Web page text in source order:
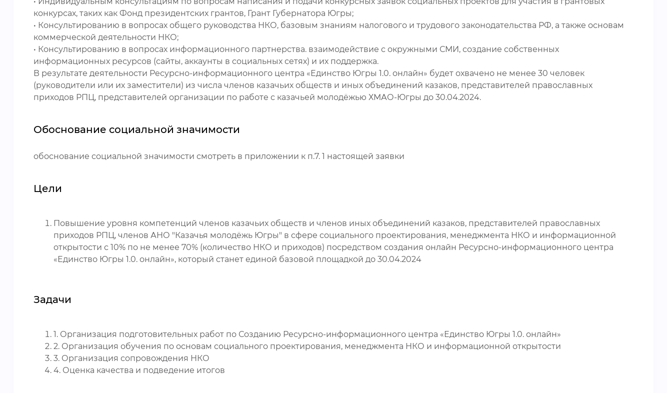
конкурсах, таких как Фонд президентских грантов, Грант Губернатора Югры;
• Консультированию в вопросах общего руководства НКО, базовым знаниям налогового и трудового законодательства РФ, а также основам
коммерческой деятельности НКО;
• Консультированию в вопросах информационного партнерства. взаимодействие с окружными СМИ, создание собственных
информационных ресурсов (сайты, аккаунты в социальных сетях) и их поддержка.
В результате деятельности Ресурсно-информационного центра «Единство Югры 1.0. онлайн» будет охвачено не менее 30 человек
(руководители или их заместители) из числа членов казачьих обществ и иных объединений казаков, представителей православных
приходов РПЦ, представителей организации по работе с казачьей молодёжью ХМАО-Югры до 30.04.2024.
Обоснование социальной значимости
обоснование социальной значимости смотреть в приложении к п.7. 1 настоящей заявки
Цели
Повышение уровня компетенций членов казачьих обществ и членов иных объединений казаков, представителей православных
приходов РПЦ, членов АНО "Казачья молодёжь Югры" в сфере социального проектирования, менеджмента НКО и информационной
открытости с 10% по не менее 70% (количество НКО и приходов) посредством создания онлайн Ресурсно-информационного центра
«Единство Югры 1.0. онлайн», который станет единой базовой площадкой до 30.04.2024
Задачи
1. Организация подготовительных работ по Созданию Ресурсно-информационного центра «Единство Югры 1.0. онлайн»
2. Организация обучения по основам социального проектирования, менеджмента НКО и информационной открытости
3. Организация сопровождения НКО
4. Оценка качества и подведение итогов